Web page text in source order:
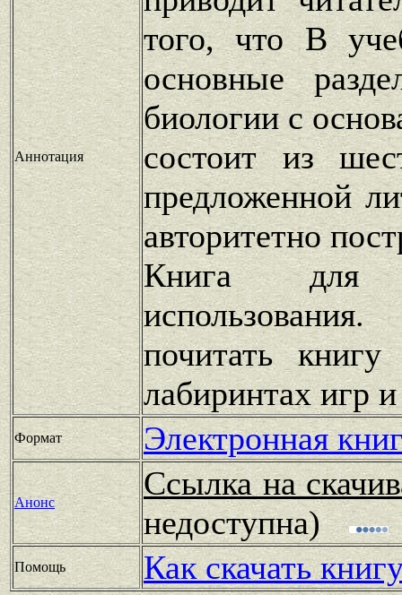
Аннотация
того, что В
основные
биологии с
состоит из
предложенной
авторитетно
Книга для
почитать
лабиринтах игр
Формат Электронная
Анонс
Ссылка на
недоступна)
Помощь Как скачать